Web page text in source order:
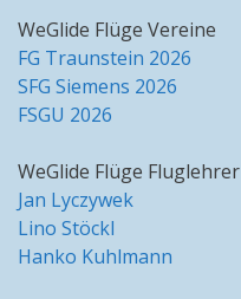
WeGlide Flüge Vereine
FG Traunstein 2026
SFG Siemens 2026
FSGU 2026
WeGlide Flüge Fluglehrer
Jan Lyczywek
Lino Stöckl
Hanko Kuhlmann